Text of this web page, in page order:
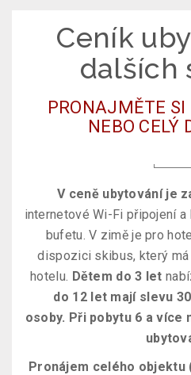
Ceník
dalších
PRONAJMĚTE SI
NEBO CELÝ
V ceně ubytování je
internetové Wi-Fi připojení
bufetu. V zimě je pro
dispozici skibus, který
hotelu. Dětem do 3 let
do 12 let mají slevu
osoby. Při pobytu 6 a více
Pronájem celého objektu